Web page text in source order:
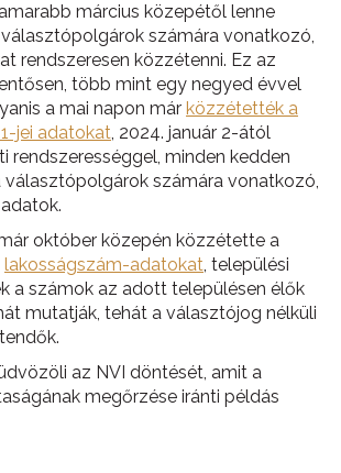
március közepétől lenne
számára vonatkozó,
rendszeresen közzétenni. Ez az
több mint egy negyed évvel
a mai napon már közzétették a
jei adatokat, 2024. január 2-ától
rendszerességgel, minden kedden
választópolgárok számára vonatkozó,
október közepén közzétette a
lakosságszám-adatokat, települési
a számok az adott településen élők
mutatják, tehát a választójog nélküli
az NVI döntését, amit a
megőrzése iránti példás